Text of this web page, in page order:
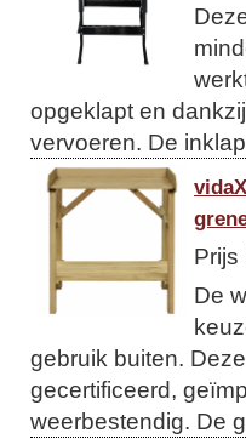
opgeklapt en
vervoeren. De
Prijs
De
gebruik buiten.
gecertificeerd,
weerbestendig. De